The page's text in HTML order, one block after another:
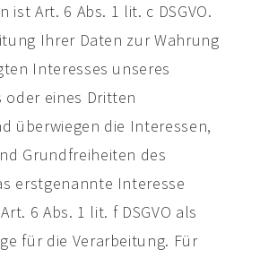
ist Art. 6 Abs. 1 lit. c DSGVO.
Ihrer Daten zur Wahrung
Interesses unseres
oder eines Dritten
überwiegen die Interessen,
Grundfreiheiten des
erstgenannte Interesse
6 Abs. 1 lit. f DSGVO als
für die Verarbeitung. Für